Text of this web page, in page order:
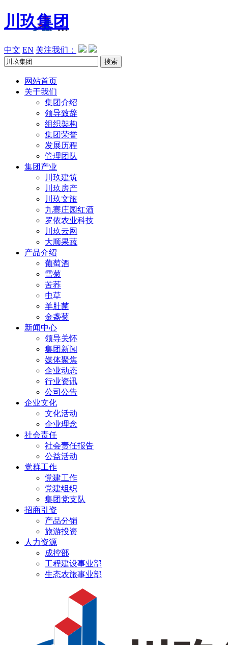
川玖集团
中文 EN 关注我们：
网站首页
关于我们
集团介绍
领导致辞
组织架构
集团荣誉
发展历程
管理团队
集团产业
川玖建筑
川玖房产
川玖文旅
九寨庄园红酒
罗依农业科技
川玖云网
大顺果蔬
产品介绍
葡萄酒
雪菊
苦荞
虫草
羊肚菌
金盏菊
新闻中心
领导关怀
集团新闻
媒体聚焦
企业动态
行业资讯
公司公告
企业文化
文化活动
企业理念
社会责任
社会责任报告
公益活动
党群工作
党建工作
党建组织
集团党支队
招商引资
产品分销
旅游投资
人力资源
成控部
工程建设事业部
生态农旅事业部